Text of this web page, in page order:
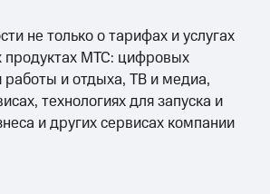
не только о тарифах и услугах
продуктах МТС: цифровых
работы и отдыха, ТВ и медиа,
технологиях для запуска и
и других сервисах компании